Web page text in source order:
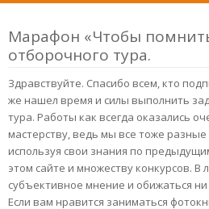
Марафон «Чтобы
отборочного тура.
Здравствуйте. Спасибо всем, кто
же нашел время и силы выполнить
тура. Работы как всегда оказались
мастерству, ведь мы все тоже разные
используя свои знания по
этом сайте и множеству конкурсов.
субъективное мнение и обижаться ни
Если вам нравится заниматься